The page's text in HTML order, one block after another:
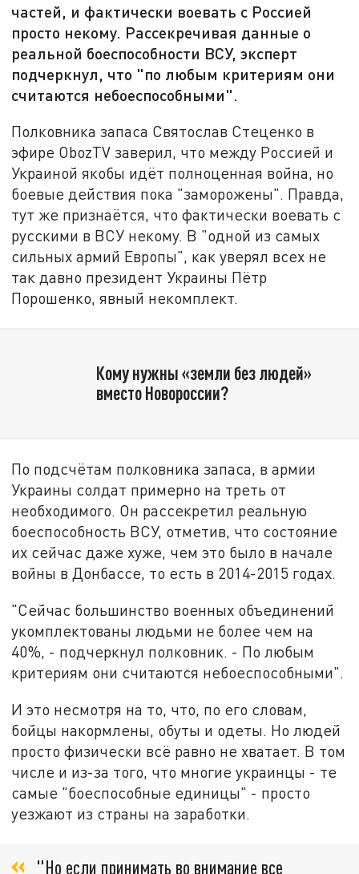
частей, и фактически воевать с Россией
просто некому. Рассекречивая данные о
реальной боеспособности ВСУ, эксперт
подчеркнул, что "по любым критериям они
считаются небоеспособными".
Полковника запаса Святослав Стеценко в
эфире ObozTV заверил, что между Россией и
Украиной якобы идёт полноценная война, но
боевые действия пока "заморожены". Правда,
тут же признаётся, что фактически воевать с
русскими в ВСУ некому. В "одной из самых
сильных армий Европы", как уверял всех не
так давно президент Украины Пётр
Порошенко, явный некомплект.
Кому нужны «земли без людей»
вместо Новороссии?
По подсчётам полковника запаса, в армии
Украины солдат примерно на треть от
необходимого. Он рассекретил реальную
боеспособность ВСУ, отметив, что состояние
их сейчас даже хуже, чем это было в начале
войны в Донбассе, то есть в 2014-2015 годах.
"Сейчас большинство военных объединений
укомплектованы людьми не более чем на
40%, - подчеркнул полковник. - По любым
критериям они считаются небоеспособными".
И это несмотря на то, что, по его словам,
бойцы накормлены, обуты и одеты. Но людей
просто физически всё равно не хватает. В том
числе и из-за того, что многие украинцы - те
самые "боеспособные единицы" - просто
уезжают из страны на заработки.
"Но если принимать во внимание все